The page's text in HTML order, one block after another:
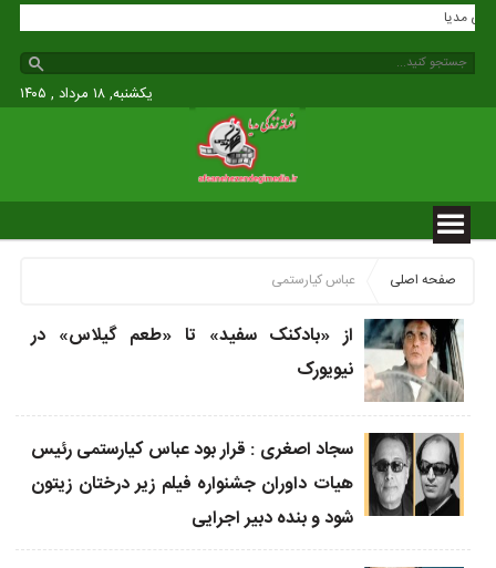
زندگی مدیا
یکشنبه, ۱۸ مرداد , ۱۴۰۵
صفحه اصلی عباس کیارستمی
از «بادکنک سفید» تا «طعم گیلاس» در
نیویورک
سجاد اصغری : قرار بود عباس کیارستمی رئیس
هیات داوران جشنواره فیلم زیر درختان زیتون
شود و بنده دبیر اجرایی